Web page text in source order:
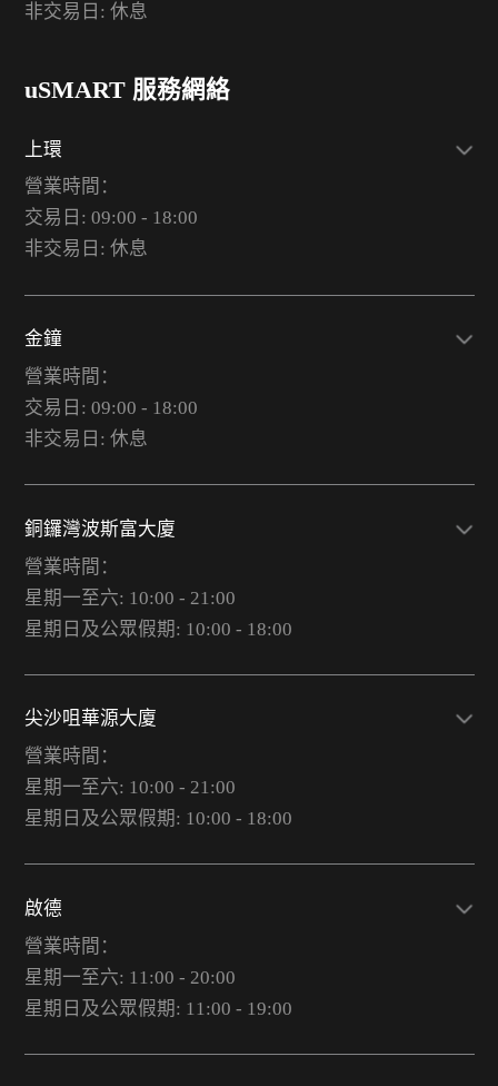
非交易日: 休息
uSMART 服務網絡
上環
營業時間：
交易日: 09:00 - 18:00
非交易日: 休息
金鐘
營業時間：
交易日: 09:00 - 18:00
非交易日: 休息
銅鑼灣波斯富大廈
營業時間：
星期一至六: 10:00 - 21:00
星期日及公眾假期: 10:00 - 18:00
尖沙咀華源大廈
營業時間：
星期一至六: 10:00 - 21:00
星期日及公眾假期: 10:00 - 18:00
啟德
營業時間：
星期一至六: 11:00 - 20:00
星期日及公眾假期: 11:00 - 19:00